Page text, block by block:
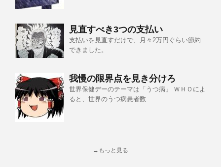
見直すべき3つの支払い
支払いを見直すだけで、月々2万円ぐらい節約
できました。
我慢の限界点を見き分けろ
世界保健デーのテーマは「うつ病」 ＷＨＯによ
ると、世界のうつ病患者数
→もっと見る